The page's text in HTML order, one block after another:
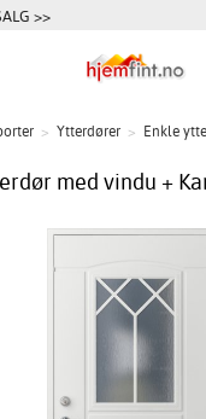
>>
> Ytterdører > Enkle
med vindu +